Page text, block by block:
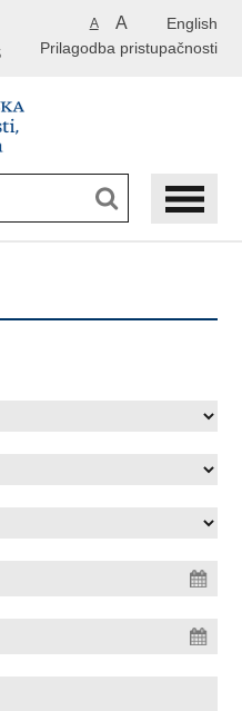
English
A A
Prilagodba pristupačnosti